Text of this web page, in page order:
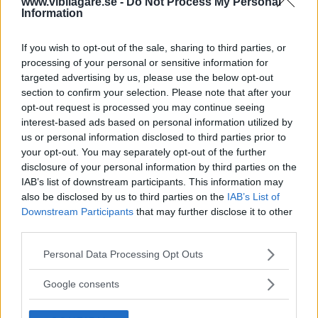
Information
If you wish to opt-out of the sale, sharing to third parties, or
processing of your personal or sensitive information for
targeted advertising by us, please use the below opt-out
section to confirm your selection. Please note that after your
opt-out request is processed you may continue seeing
interest-based ads based on personal information utilized by
us or personal information disclosed to third parties prior to
your opt-out. You may separately opt-out of the further
disclosure of your personal information by third parties on the
IAB’s list of downstream participants. This information may
also be disclosed by us to third parties on the IAB’s List of
Downstream Participants that may further disclose it to other
Please note that this website/app uses one or more Google
not limited to your visit or usage behaviour. You may click to
use your data for below specified purposes in below Google
Personal Data Processing Opt Outs
Google consents
Tester: De senaste vi kört
Kia utmanar i kombiklassen – blir omkörd